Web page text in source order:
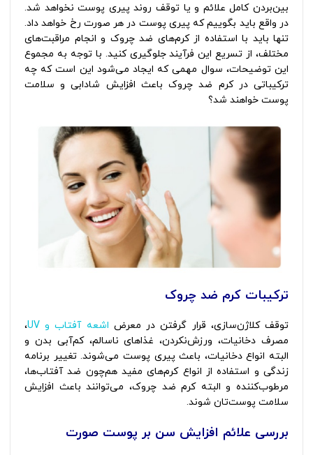
بین‌بردن کامل علائم و یا توقف روند پیری پوست نخواهد شد.
در واقع باید بگوییم که پیری پوست در هر صورت رخ خواهد داد.
تنها باید با استفاده از کرم‌های ضد چروک و انجام مراقبت‌های
مختلف، از تسریع این فرآیند جلوگیری کنید. با توجه به مجموع
این توضیحات، سوال مهمی که ایجاد می‌شود این است که چه
ترکیباتی در کرم ضد چروک باعث افزایش شادابی و سلامت
پوست خواهند شد؟
ترکیبات کرم ضد چروک
توقف کلاژن‌سازی، قرار گرفتن در معرض اشعه آفتاب و UV
،
مصرف دخانیات، ورزش‌نکردن، غذاهای ناسالم، کم‌آبی بدن و
البته انواع دخانیات، باعث پیری پوست می‌شوند. تغییر برنامه
زندگی و استفاده از انواع کرم‌های مفید هم‌چون ضد آفتاب‌ها،
مرطوب‌کننده و البته کرم ضد چروک، می‌توانند باعث افزایش
سلامت پوست‌تان شوند.
بررسی علائم افزایش سن بر پوست صورت